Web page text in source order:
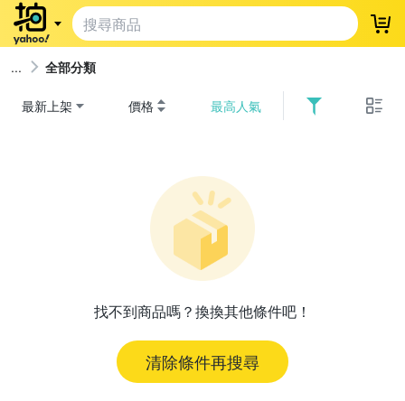
登
全部分類
最新上架 價格 最高人氣
找不到商品嗎？換換其他條件吧！
清除條件再搜尋